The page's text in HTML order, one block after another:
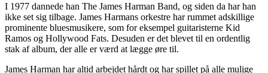
I 1977 dannede han The James Harman Band, og siden da har han
ikke set sig tilbage. James Harmans orkestre har rummet adskillige
prominente bluesmusikere, som for eksempel guitaristerne Kid
Ramos og Hollywood Fats. Desuden er det blevet til en ordentlig
stak af album, der alle er værd at lægge øre til.
James Harman har altid arbejdet hårdt og har spillet på alle mulige